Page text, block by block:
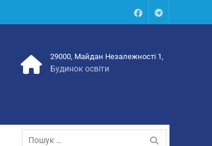
FacebookTalegram
29000, Майдан Незалежності 1,
Будинок освіти
Пошук: